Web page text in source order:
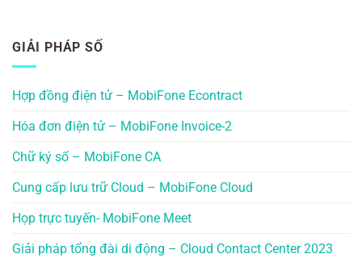
GIẢI PHÁP SỐ
Hợp đồng điện tử – MobiFone Econtract
Hóa đơn điện tử – MobiFone Invoice-2
Chữ ký số – MobiFone CA
Cung cấp lưu trữ Cloud – MobiFone Cloud
Họp trực tuyến- MobiFone Meet
Giải pháp tổng đài di động – Cloud Contact Center 2023